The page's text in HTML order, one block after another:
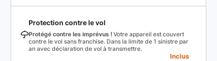
Protection contre le vol
Protégé contre les imprévus ! Votre appareil est couvert
contre le vol sans franchise. Dans la limite de 1 sinistre par
an avec déclaration de vol à transmettre.
Inclus